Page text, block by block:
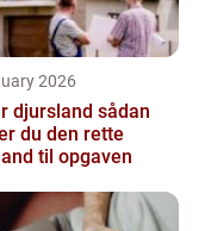
2026
sådan
du den rette
til opgaven